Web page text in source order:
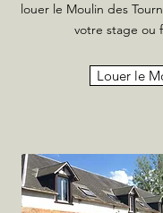
louer le Moulin des
votre stage ou
Louer le